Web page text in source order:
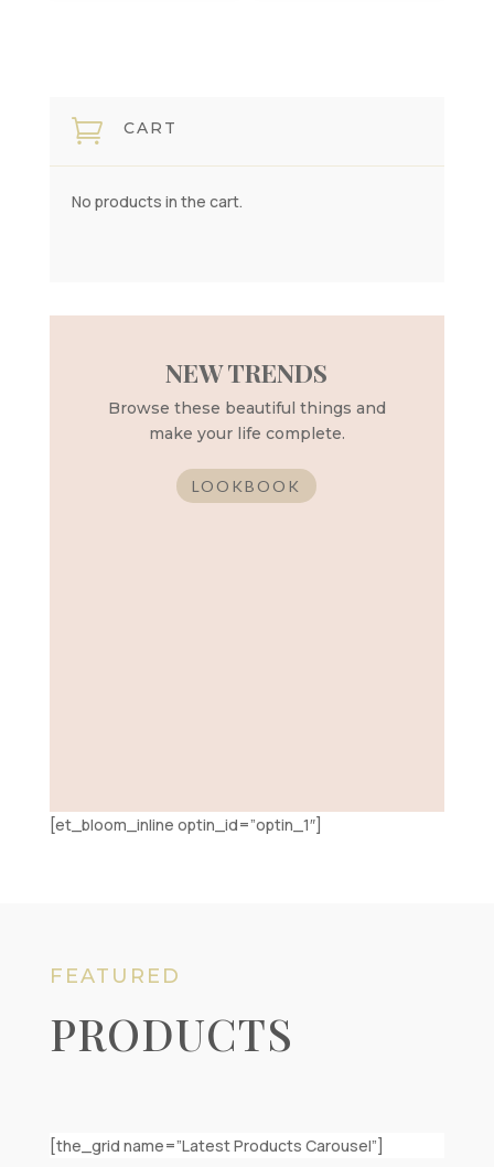
 CART
No products in the cart.
NEW TRENDS
Browse these beautiful things and
make your life complete.
LOOKBOOK
[et_bloom_inline optin_id=”optin_1″]
FEATURED
PRODUCTS
[the_grid name=”Latest Products Carousel”]